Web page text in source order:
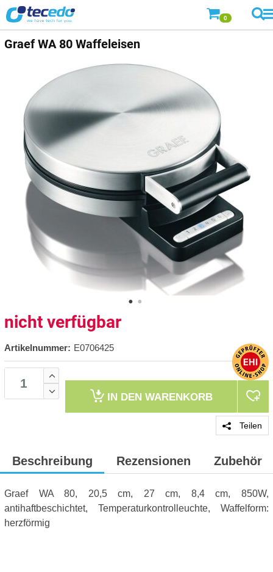
0
Graef WA 80 Waffeleisen
nicht verfügbar
Artikelnummer: E0706425
IN DEN WARENKORB
Teilen
Beschreibung Rezensionen Zubehör
Graef WA 80, 20,5 cm, 27 cm, 8,4 cm, 850W,
antihaftbeschichtet, Temperaturkontrolleuchte, Waffelform:
herzförmig